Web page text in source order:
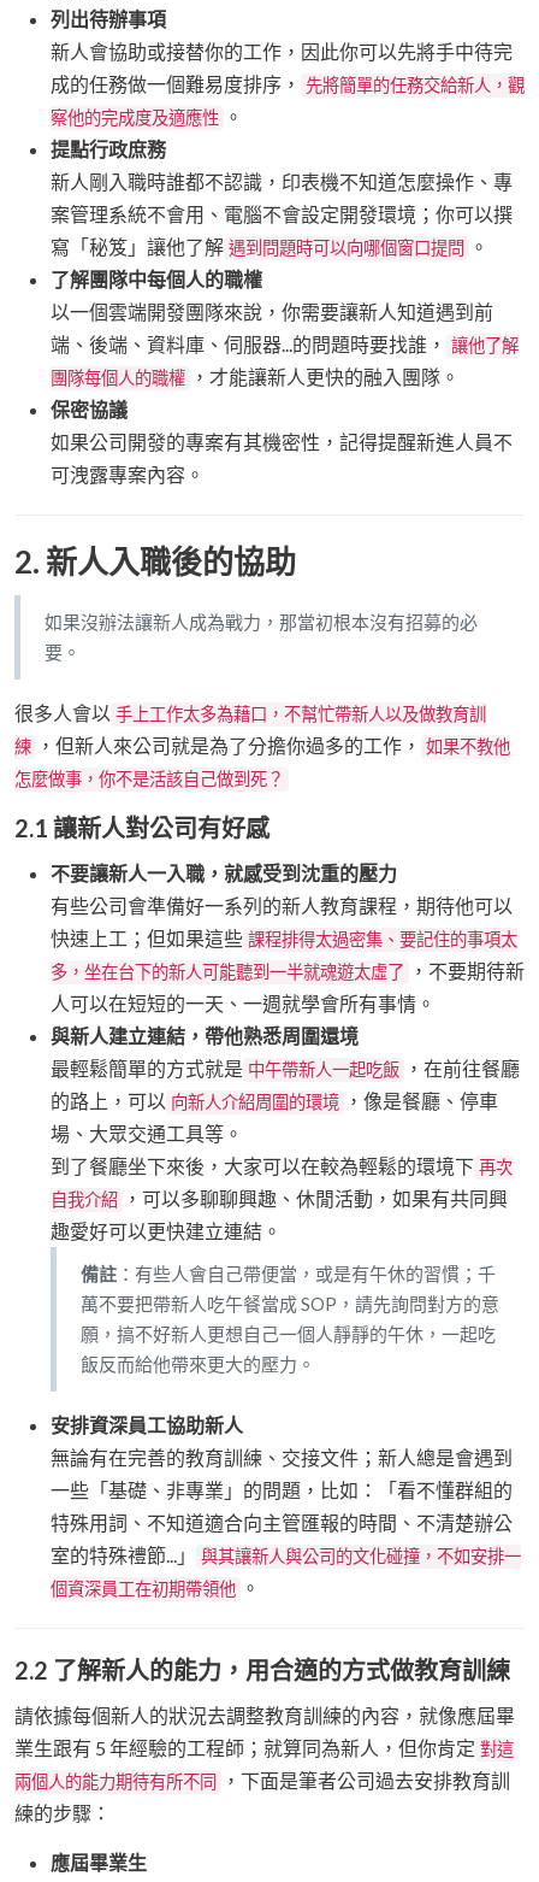
列出待辦事項
新人會協助或接替你的工作，因此你可以先將手中待完
成的任務做一個難易度排序，
先將簡單的任務交給新人，觀
察他的完成度及適應性 。
提點行政庶務
新人剛入職時誰都不認識，印表機不知道怎麼操作、專
案管理系統不會用、電腦不會設定開發環境；你可以撰
寫「秘笈」讓他了解 遇到問題時可以向哪個窗口提問
。
了解團隊中每個人的職權
以一個雲端開發團隊來說，你需要讓新人知道遇到前
端、後端、資料庫、伺服器...的問題時要找誰，
讓他了解
團隊每個人的職權
，才能讓新人更快的融入團隊。
保密協議
如果公司開發的專案有其機密性，記得提醒新進人員不
可洩露專案內容。
2. 新人入職後的協助
如果沒辦法讓新人成為戰力，那當初根本沒有招募的必
要。
很多人會以 手上工作太多為藉口，不幫忙帶新人以及做教育訓
練
，但新人來公司就是為了分擔你過多的工作，
如果不教他
怎麼做事，你不是活該自己做到死？
2.1 讓新人對公司有好感
不要讓新人一入職，就感受到沈重的壓力
有些公司會準備好一系列的新人教育課程，期待他可以
快速上工；但如果這些 課程排得太過密集、要記住的事項太
多，坐在台下的新人可能聽到一半就魂遊太虛了
，不要期待新
人可以在短短的一天、一週就學會所有事情。
與新人建立連結，帶他熟悉周圍還境
最輕鬆簡單的方式就是 中午帶新人一起吃飯
，在前往餐廳
的路上，可以 向新人介紹周圍的環境
，像是餐廳、停車
場、大眾交通工具等。
到了餐廳坐下來後，大家可以在較為輕鬆的環境下 再次
自我介紹
，可以多聊聊興趣、休閒活動，如果有共同興
趣愛好可以更快建立連結。
備註 ：有些人會自己帶便當，或是有午休的習慣；千
萬不要把帶新人吃午餐當成 SOP，請先詢問對方的意
願，搞不好新人更想自己一個人靜靜的午休，一起吃
飯反而給他帶來更大的壓力。
安排資深員工協助新人
無論有在完善的教育訓練、交接文件；新人總是會遇到
一些「基礎、非專業」的問題，比如：「看不懂群組的
特殊用詞、不知道適合向主管匯報的時間、不清楚辦公
室的特殊禮節...」
與其讓新人與公司的文化碰撞，不如安排一
個資深員工在初期帶領他 。
2.2 了解新人的能力，用合適的方式做教育訓練
請依據每個新人的狀況去調整教育訓練的內容，就像應屆畢
業生跟有 5 年經驗的工程師；就算同為新人，但你肯定 對這
兩個人的能力期待有所不同
，下面是筆者公司過去安排教育訓
練的步驟：
應屆畢業生